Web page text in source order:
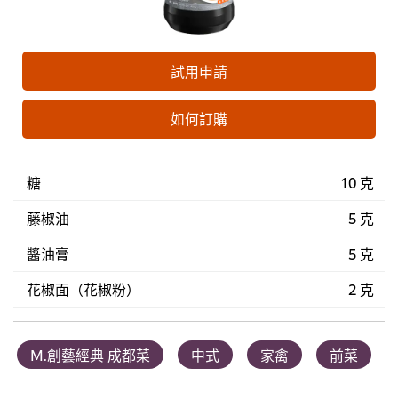
試用申請
如何訂購
糖
10 克
藤椒油
5 克
醬油膏
5 克
花椒面（花椒粉）
2 克
M.創藝經典 成都菜 中式 家禽 前菜